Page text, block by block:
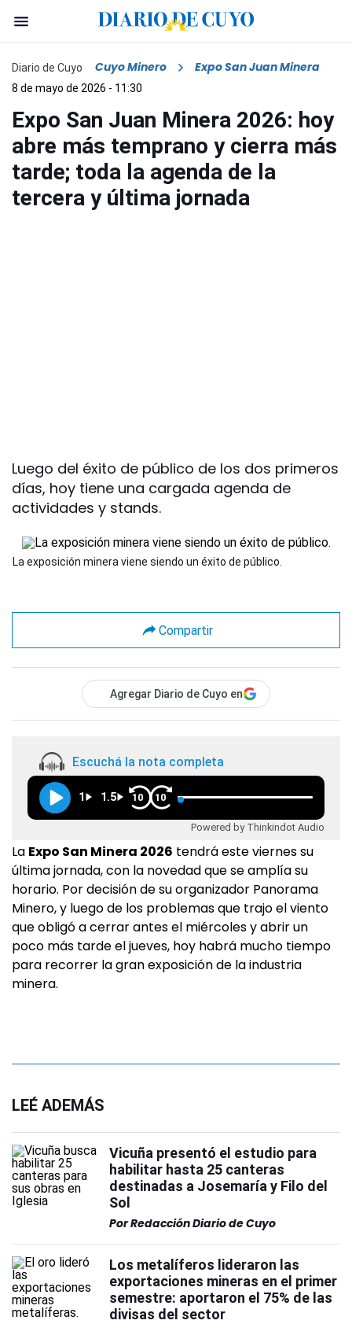
Diario de Cuyo Cuyo Minero Expo San Juan Minera
8 de mayo de 2026 - 11:30
Expo San Juan Minera 2026: hoy
abre más temprano y cierra más
tarde; toda la agenda de la
tercera y última jornada
Luego del éxito de público de los dos primeros
días, hoy tiene una cargada agenda de
actividades y stands.
La exposición minera viene siendo un éxito de público.
Compartir
Agregar Diario de Cuyo en
Escuchá la nota completa
1 1.5 10 10
Powered by Thinkindot Audio
La Expo San Minera 2026 tendrá este viernes su
última jornada, con la novedad que se amplía su
horario. Por decisión de su organizador Panorama
Minero, y luego de los problemas que trajo el viento
que obligó a cerrar antes el miércoles y abrir un
poco más tarde el jueves, hoy habrá mucho tiempo
para recorrer la gran exposición de la industria
minera.
LEÉ ADEMÁS
Vicuña presentó el estudio para
habilitar hasta 25 canteras
destinadas a Josemaría y Filo del
Sol
PorRedacción Diario de Cuyo
Los metalíferos lideraron las
exportaciones mineras en el primer
semestre: aportaron el 75% de las
divisas del sector